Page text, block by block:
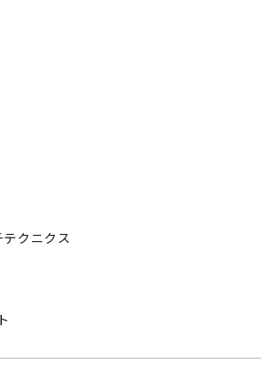
クニクス